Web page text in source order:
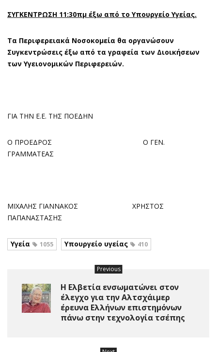
ΣΥΓΚΕΝΤΡΩΣΗ 11:30πμ έξω από το Υπουργείο Υγείας.
Τα Περιφερειακά Νοσοκομεία θα οργανώσουν
Συγκεντρώσεις έξω από τα γραφεία των Διοικήσεων
των Υγειονομικών Περιφερειών.
ΓΙΑ ΤΗΝ Ε.Ε. ΤΗΣ ΠΟΕΔΗΝ
Ο ΠΡΟΕΔΡΟΣ Ο ΓΕΝ.
ΓΡΑΜΜΑΤΕΑΣ
ΜΙΧΑΛΗΣ ΓΙΑΝΝΑΚΟΣ ΧΡΗΣΤΟΣ
ΠΑΠΑΝΑΣΤΑΣΗΣ
Υγεία 1055 Υπουργείο υγείας 410
Previous
Η Ελβετία ενσωματώνει στον
έλεγχο για την Αλτσχάιμερ
έρευνα Ελλήνων επιστημόνων
πάνω στην τεχνολογία τσέπης